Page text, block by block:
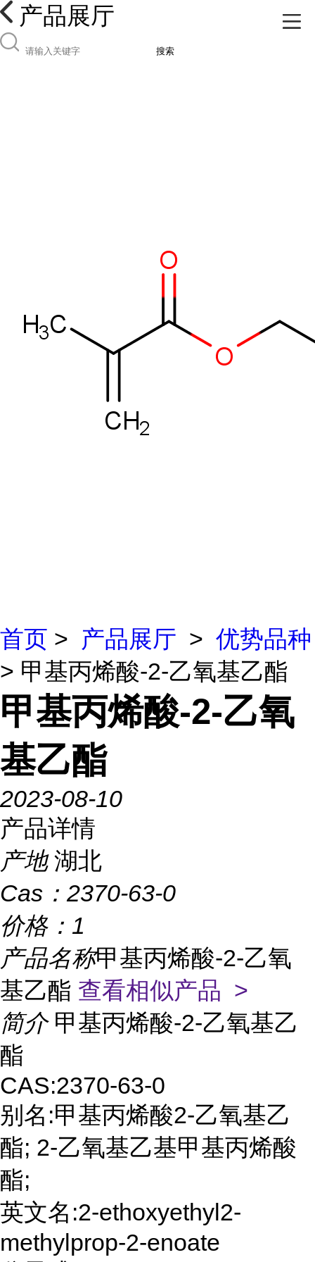
产品展厅
搜索
首页 > 产品展厅 > 优势品种
> 甲基丙烯酸-2-乙氧基乙酯
甲基丙烯酸-2-乙氧
基乙酯
2023-08-10
产品详情
产地 湖北
Cas： 2370-63-0
价格： 1
产品名称甲基丙烯酸-2-乙氧
基乙酯 查看相似产品 >
简介 甲基丙烯酸-2-乙氧基乙
酯
CAS:2370-63-0
别名:甲基丙烯酸2-乙氧基乙
酯; 2-乙氧基乙基甲基丙烯酸
酯;
英文名:2-ethoxyethyl2-
methylprop-2-enoate